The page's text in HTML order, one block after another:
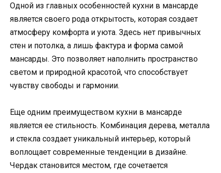
Одной из главных особенностей кухни в мансарде
является своего рода открытость, которая создает
атмосферу комфорта и уюта. Здесь нет привычных
стен и потолка, а лишь фактура и форма самой
мансарды. Это позволяет наполнить пространство
светом и природной красотой, что способствует
чувству свободы и гармонии.
Еще одним преимуществом кухни в мансарде
является ее стильность. Комбинация дерева, металла
и стекла создает уникальный интерьер, который
воплощает современные тенденции в дизайне.
Чердак становится местом, где сочетается